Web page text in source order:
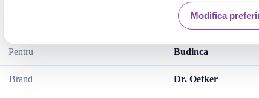
Modifica
Pentru Budinca
Brand Dr. Oetker